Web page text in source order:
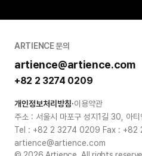
만들어갑니다.
#투명한 자원 관리
ARTIENCE 문의
artience@artience.com
+82 2 3274 0209
개인정보처리방침·이용약관
주소 : 서울시 마포구 성지1길 30, 아티
Tel : +82 2 3274 0209 Fax : +82
artience@artience.com